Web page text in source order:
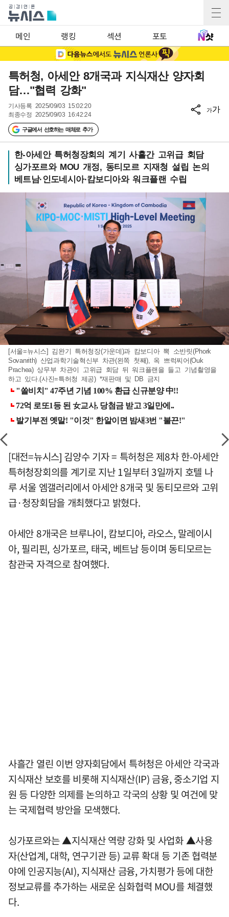
메인 랭킹 섹션 포토
특허청, 아세안 8개국과 지식재산 양자회
담…"협력 강화"
기사등록 2025/09/03 15:02:20
최종수정 2025/09/03 16:42:24
구글에서 선호하는 매체로 추가
가가
한-아세안 특허청장회의 계기 사흘간 고위급 회담
싱가포르와 MOU 개정, 동티모르 지재청 설립 논의
베트남·인도네시아·캄보디아와 워크플랜 수립
[서울=뉴시스] 김완기 특허청장(가운데)과 캄보디아 뽁 소반릿(Phork
Sovanrith) 산업과학기술혁신부 차관(왼쪽 첫째), 옥 쁘럭찌어(Ouk
Prachea) 상무부 차관이 고위급 회담 뒤 워크플랜을 들고 기념촬영을
하고 있다.(사진=특허청 제공) *재판매 및 DB 금지
[대전=뉴시스] 김양수 기자 = 특허청은 제8차 한-아세안
특허청장회의를 계기로 지난 1일부터 3일까지 호텔 나
루 서울 엠갤러리에서 아세안 8개국 및 동티모르와 고위
급·청장회담을 개최했다고 밝혔다.
아세안 8개국은 브루나이, 캄보디아, 라오스, 말레이시
아, 필리핀, 싱가포르, 태국, 베트남 등이며 동티모르는
참관국 자격으로 참여했다.
사흘간 열린 이번 양자회담에서 특허청은 아세안 각국과
지식재산 보호를 비롯해 지식재산(IP) 금융, 중소기업 지
원 등 다양한 의제를 논의하고 각국의 상황 및 여건에 맞
는 국제협력 방안을 모색했다.
싱가포르와는 ▲지식재산 역량 강화 및 사업화 ▲사용
자(산업계, 대학, 연구기관 등) 교류 확대 등 기존 협력분
야에 인공지능(AI), 지식재산 금융, 가치평가 등에 대한
정보교류를 추가하는 새로운 심화협력 MOU를 체결했
다.